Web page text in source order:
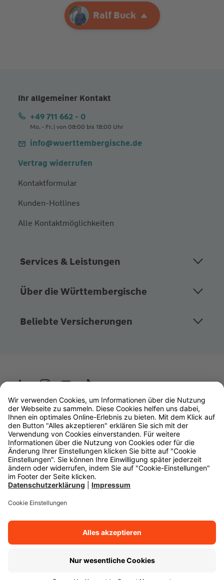
Ihre AgenturRalf Buck
Ralf Buck
Ihr allgemeiner Kontakt
+49 711 662 - 0
Mo. - Fr. | von 08:00 bis 18:00 Uhr
info@wuerttembergische.de
Vertrag widerrufen
Kontaktformular
Kunden-Hotlines
Alle Kontaktmöglichkeiten
Services & Leistungen
Über die Württembergische
Beliebte Versicherungen
Wüstenrot
W&W Gruppe
OLB Bank
Makler
Impressum
Datenschutz
Rechtliche Hinweise
Cookie-Einstellungen
Zurück zum Anfang